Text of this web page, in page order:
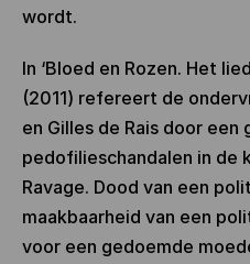
wordt.
In ‘Bloed en Rozen. Het
(2011) refereert de
en Gilles de Rais door een
pedofilieschandalen in de
Ravage. Dood van een
maakbaarheid van een
voor een gedoemde